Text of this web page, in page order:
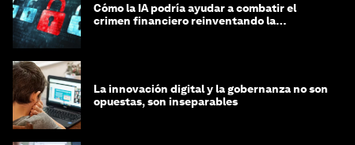
Cómo la IA podría ayudar a combatir el
crimen financiero reinventando la
La innovación digital y la gobernanza no son
opuestas, son inseparables